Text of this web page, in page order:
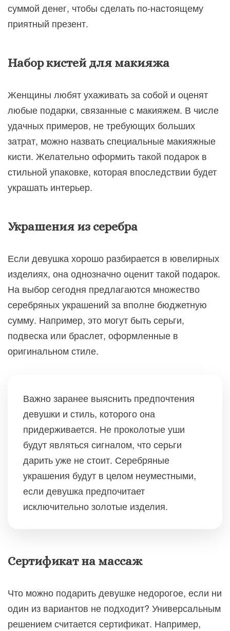
суммой денег, чтобы сделать по-настоящему
приятный презент.
Набор кистей для макияжа
Женщины любят ухаживать за собой и оценят
любые подарки, связанные с макияжем. В числе
удачных примеров, не требующих больших
затрат, можно назвать специальные макияжные
кисти. Желательно оформить такой подарок в
стильной упаковке, которая впоследствии будет
украшать интерьер.
Украшения из серебра
Если девушка хорошо разбирается в ювелирных
изделиях, она однозначно оценит такой подарок.
На выбор сегодня предлагаются множество
серебряных украшений за вполне бюджетную
сумму. Например, это могут быть серьги,
подвеска или браслет, оформленные в
оригинальном стиле.
Важно заранее выяснить предпочтения
девушки и стиль, которого она
придерживается. Не проколотые уши
будут являться сигналом, что серьги
дарить уже не стоит. Серебряные
украшения будут в целом неуместными,
если девушка предпочитает
исключительно золотые изделия.
Сертификат на массаж
Что можно подарить девушке недорогое, если ни
один из вариантов не подходит? Универсальным
решением считается сертификат. Например,